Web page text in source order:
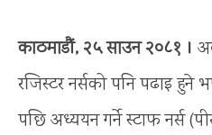
काठमाडौं, २५ साउन २०८१ ।
रजिस्टर नर्सको पनि पढाइ
पछि अध्ययन गर्ने स्टाफ नर्स